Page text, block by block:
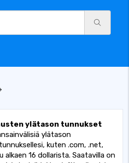
ylätason tunnukset
ylätason
kuten .com, .net,
16 dollarista. Saatavilla on